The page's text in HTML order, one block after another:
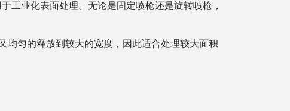
业化表面处理。无论是固定喷枪还是旋转喷枪，
均匀的释放到较大的宽度，因此适合处理较大面积